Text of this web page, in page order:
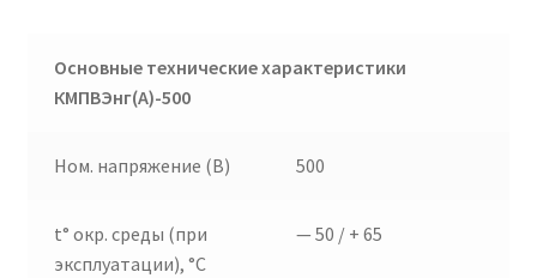
Основные технические характеристики
КМПВЭнг(А)-500
Ном. напряжение (В) 500
t° окр. среды (при
эксплуатации), °C
— 50 / + 65